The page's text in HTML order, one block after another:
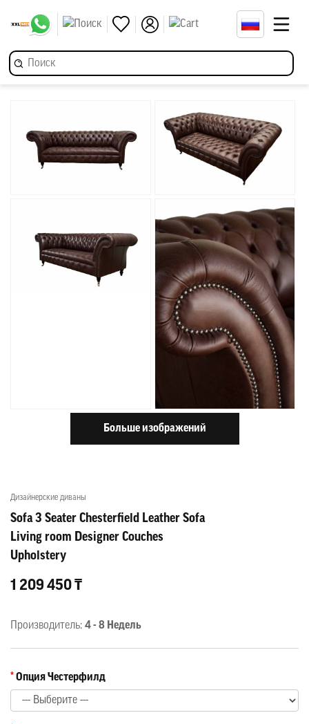
Больше изображений
Дизайнерские диваны
Sofa 3 Seater Chesterfield Leather Sofa
Living room Designer Couches
Upholstery
1 209 450 ₸
Производитель: 4 - 8 Недель
Опция Честерфилд